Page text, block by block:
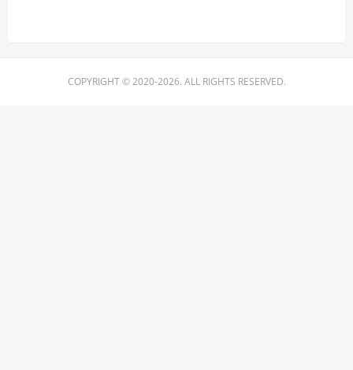
COPYRIGHT © 2020-2026. ALL RIGHTS RESERVED.